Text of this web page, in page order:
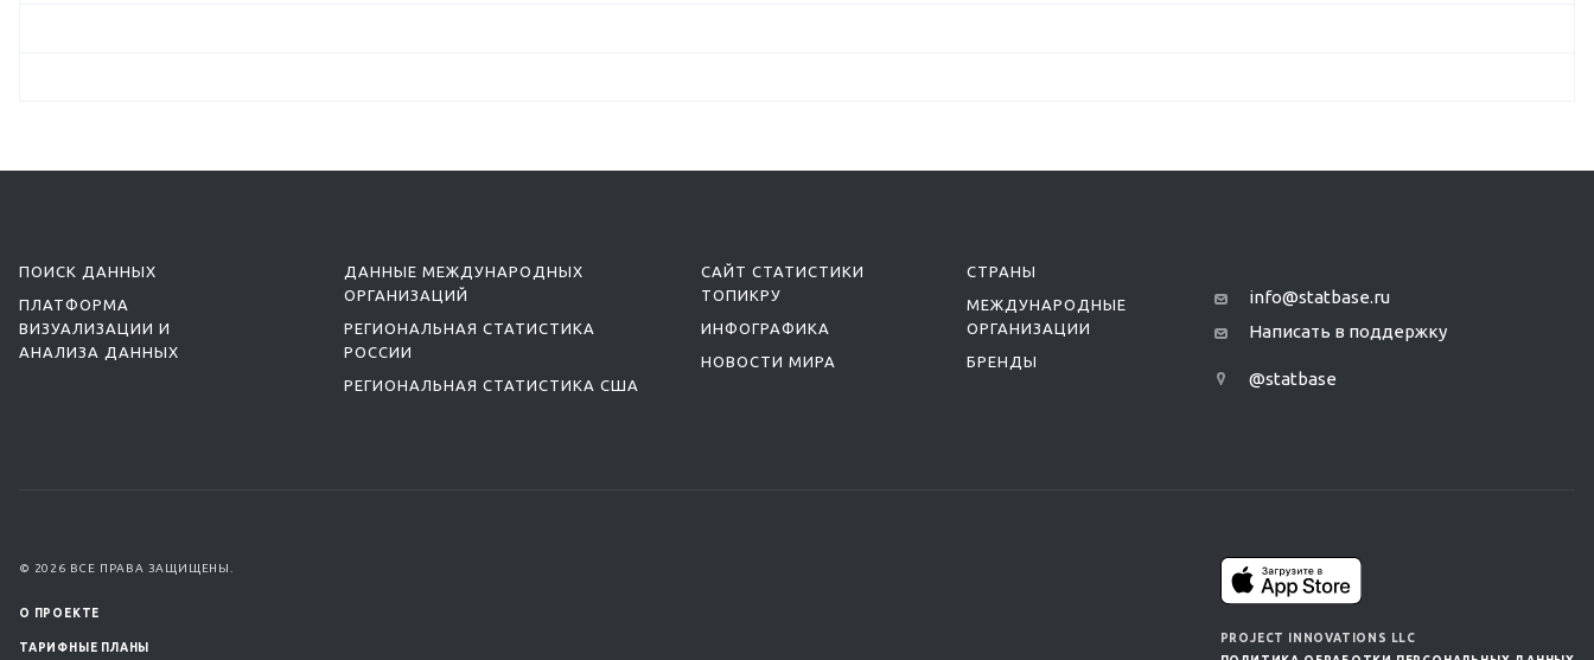
ПОИСК ДАННЫХ
ПЛАТФОРМА
ВИЗУАЛИЗАЦИИ И
АНАЛИЗА ДАННЫХ
ДАННЫЕ МЕЖДУНАРОДНЫХ
ОРГАНИЗАЦИЙ
РЕГИОНАЛЬНАЯ СТАТИСТИКА
РОССИИ
РЕГИОНАЛЬНАЯ СТАТИСТИКА США
САЙТ СТАТИСТИКИ
ТОПИКРУ
ИНФОГРАФИКА
НОВОСТИ МИРА
СТРАНЫ
МЕЖДУНАРОДНЫЕ
ОРГАНИЗАЦИИ
БРЕНДЫ
info@statbase.ru
Написать в поддержку
@statbase
PROJECT INNOVATIONS LLC
© 2026 ВСЕ ПРАВА ЗАЩИЩЕНЫ.
О ПРОЕКТЕ
ТАРИФНЫЕ ПЛАНЫ